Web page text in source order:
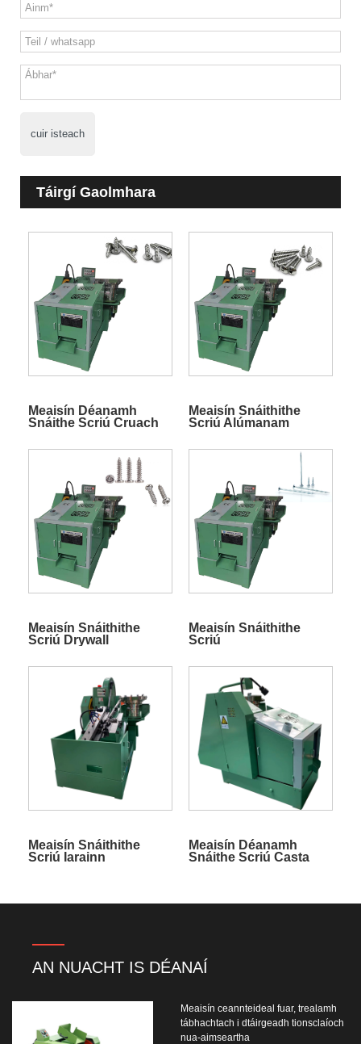
cuir isteach
Táirgí Gaolmhara
Meaisín Déanamh
Snáithe Scriú Cruach
Meaisín Snáithithe
Scriú Alúmanam
Meaisín Snáithithe
Scriú Drywall
Meaisín Snáithithe
Scriú
Meaisín Snáithithe
Scriú Iarainn
Meaisín Déanamh
Snáithe Scriú Casta
AN NUACHT IS DÉANAÍ
Meaisín ceannteideal fuar, trealamh
tábhachtach i dtáirgeadh tionsclaíoch
nua-aimseartha